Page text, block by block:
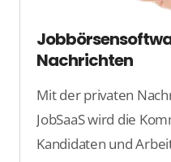
Nachrichten
Mit der privaten
JobSaaS wird die
Kandidaten und